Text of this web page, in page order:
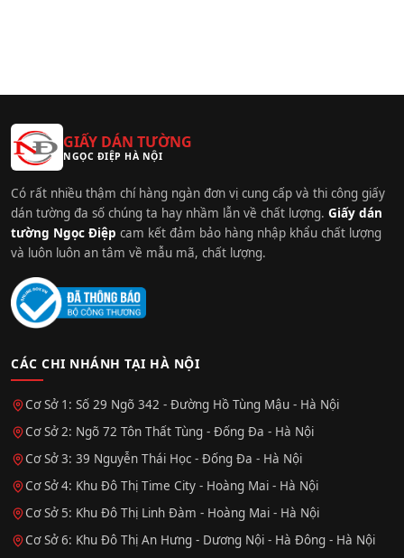
GIẤY DÁN TƯỜNG
NGỌC ĐIỆP HÀ NỘI
Có rất nhiều thậm chí hàng ngàn đơn vị cung cấp và thi công giấy
dán tường đa số chúng ta hay nhầm lẫn về chất lượng. Giấy dán
tường Ngọc Điệp cam kết đảm bảo hàng nhập khẩu chất lượng
và luôn luôn an tâm về mẫu mã, chất lượng.
CÁC CHI NHÁNH TẠI HÀ NỘI
Cơ Sở 1: Số 29 Ngõ 342 - Đường Hồ Tùng Mậu - Hà Nội
Cơ Sở 2: Ngõ 72 Tôn Thất Tùng - Đống Đa - Hà Nội
Cơ Sở 3: 39 Nguyễn Thái Học - Đống Đa - Hà Nội
Cơ Sở 4: Khu Đô Thị Time City - Hoàng Mai - Hà Nội
Cơ Sở 5: Khu Đô Thị Linh Đàm - Hoàng Mai - Hà Nội
Cơ Sở 6: Khu Đô Thị An Hưng - Dương Nội - Hà Đông - Hà Nội